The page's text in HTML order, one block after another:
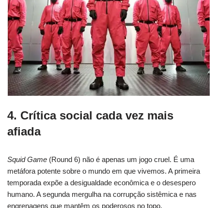
4. Crítica social cada vez mais
afiada
Squid Game (Round 6) não é apenas um jogo cruel. É uma
metáfora potente sobre o mundo em que vivemos. A primeira
temporada expõe a desigualdade econômica e o desespero
humano. A segunda mergulha na corrupção sistêmica e nas
engrenagens que mantêm os poderosos no topo.